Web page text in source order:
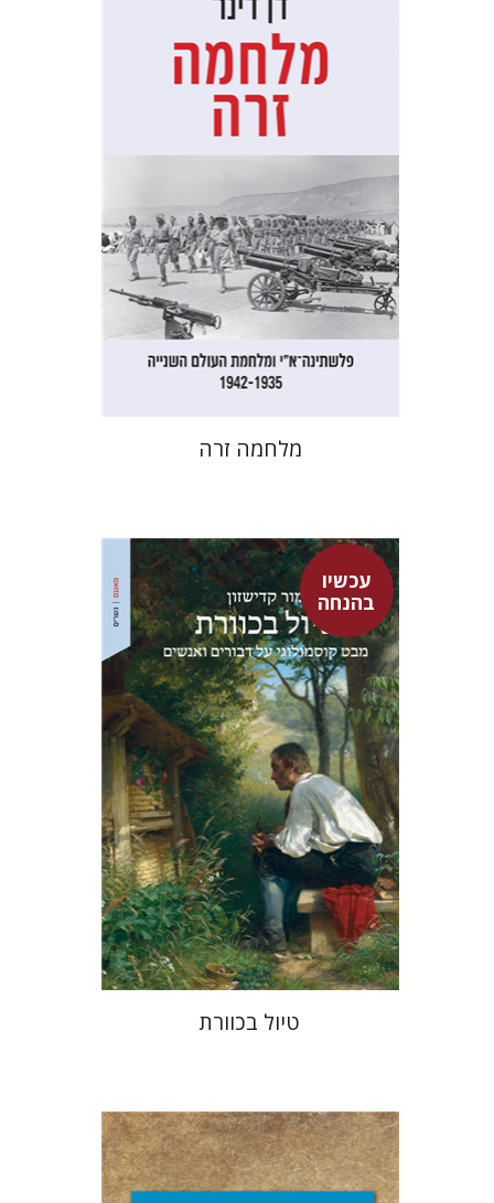
דן דינר
שאול מרמרי
הנחת אתר ספר מודפס
$35
מלחמה זרה
עכשיו
בהנחהמור קדישזון
עכשיו בהנחה
$46
$34
טיול בכוורת
גדעון טיקוצקי